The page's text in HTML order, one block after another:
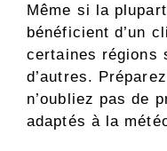
Même si la
bénéficient d’un
certaines régions
d’autres.
n’oubliez pas de
adaptés à la